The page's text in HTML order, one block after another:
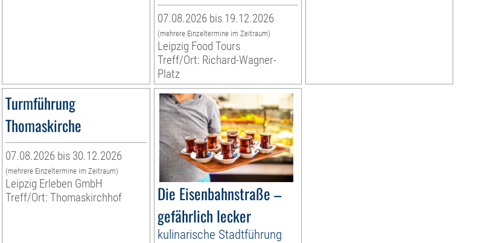
07.08.2026 bis 19.12.2026
(mehrere Einzeltermine im Zeitraum)
Leipzig Food Tours
Treff/Ort: Richard-Wagner-
Platz
Turmführung
Thomaskirche
07.08.2026 bis 30.12.2026
(mehrere Einzeltermine im Zeitraum)
Leipzig Erleben GmbH
Treff/Ort: Thomaskirchhof
Die Eisenbahnstraße –
gefährlich lecker
kulinarische Stadtführung